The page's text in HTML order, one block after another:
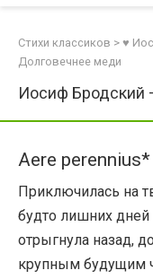
Стихи классиков > ♥
Долговечнее меди
Иосиф Бродский
Аеre perennius*
Приключилась на
будто лишних дней
отрыгнула назад,
крупным будущим